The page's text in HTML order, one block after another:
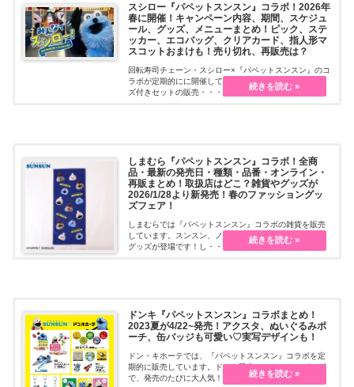
スシロー『パペットスンスン』コラボ！2026年
春に開催！キャンペーン内容、期間、スケジュ
ール、グッズ、メニューまとめ！ピック、ステ
ッカー、エコバッグ、クリアカード、指人形マ
スコットおまけも！売り切れ、再販売は？
回転寿司チェーン・スシロー×『パペットスンスン』のコ
ラボが定期的にに開催しています！限定メニュー、グッ
ズ付きセットの販売・・・続きを読む
しまむら『パペットスンスン』コラボ！全商
品・最新の発売日・種類・品番・オンライン・
再販まとめ！取扱店はどこ？雑貨やグッズが
2026/1/28より新発売！春のファッショングッ
ズフェア！
しまむらでは『パペットスンスン』コラボの雑貨を販売
しています。スンスン、ノンノン、ゾンゾンがかわいい
グッズが登場です！し・・・続きを読む
ドンキ『パペットスンスン』コラボまとめ！
2023夏が4/22~発売！アクスタ、ぬいぐるみポ
ーチ、缶バッジも可愛い♡実写デザインも！
ドン・キホーテでは、『パペットスンスン』コラボを定
期的に販売しています。ドンキ限定のオリジナルグッズ
で、発売のたびに大人気！お手頃価格で可愛いラインナ